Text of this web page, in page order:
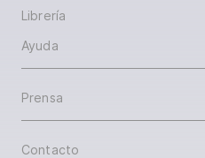
Librería
Ayuda
Prensa
Contacto